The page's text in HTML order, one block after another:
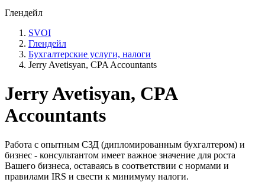
Глендейл
SVOI
Глендейл
Бухгалтерские услуги, налоги
Jerry Avetisyan, CPA Accountants
Jerry Avetisyan, CPA
Accountants
Работа с опытным СЗД (дипломированным бухгалтером) и
бизнес - консультантом имеет важное значение для роста
Вашего бизнеса, оставаясь в соответствии с нормами и
правилами IRS и свести к минимуму налоги.